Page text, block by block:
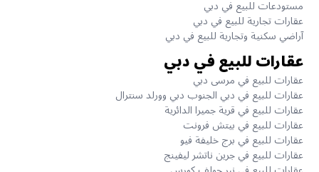
مستودعات للبيع في دبي
عقارات تجارية للبيع في دبي
آراضي سكنية وتجارية للبيع في دبي
عقارات للبيع في دبي
عقارات للبيع في مرسى دبي
عقارات للبيع في دبي الجنوب دبي وورلد سنترال
عقارات للبيع في قرية جميرا الدائرية
عقارات للبيع في بيتش فرونت
عقارات للبيع في برج خليفة فيو
عقارات للبيع في جرين ناتشر ليفينج